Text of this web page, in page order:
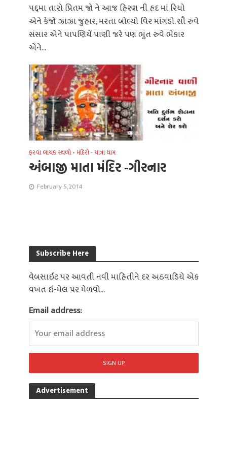
પદ્દમા તારો પ્રિતમ જો ને આજ હિરણ ની હદ માં રિયો
એને કેજો ઝાઝા જુહાર, મરતા બોલ્યો વિર માંગડો. સૌ રુવે
સંસાર એને પાપણિયેં પાણી જરે પણ ભુંત રુવે ભેંકાર
એને...
ફરવા લાયક સ્થળો •મંદિરો - યાત્રા ધામ
અંબાજી માતા મંદિર -ગીરનાર
February 5, 2014
Subscribe Here
વેબસાઈટ પર આવતી નવી માહિતીને દર અઠવાડિયે એક
વખત ઇ-મેલ પર મેળવો...
Email address:
Advertisement